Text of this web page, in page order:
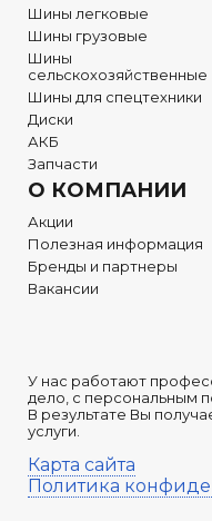
Шины легковые
Шины грузовые
Шины
сельскохозяйственные
Шины для спецтехники
Диски
АКБ
Запчасти
О КОМПАНИИ
Акции
Полезная информация
Бренды и партнеры
Вакансии
У нас работают
дело, с персональным
В результате Вы
услуги.
Карта сайта
Политика